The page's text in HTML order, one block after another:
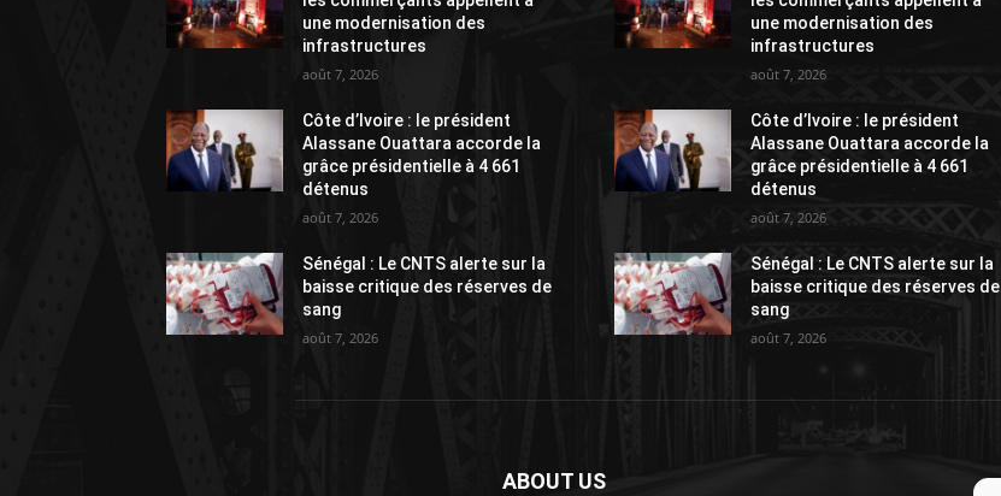
une modernisation des
infrastructures
août 7, 2026
Côte d’Ivoire : le président
Alassane Ouattara accorde la
grâce présidentielle à 4 661
détenus
août 7, 2026
Sénégal : Le CNTS alerte sur la
baisse critique des réserves de
sang
août 7, 2026
une modernisation des
infrastructures
août 7, 2026
Côte d’Ivoire : le président
Alassane Ouattara accorde la
grâce présidentielle à 4 661
détenus
août 7, 2026
Sénégal : Le CNTS alerte sur la
baisse critique des réserves de
sang
août 7, 2026
ABOUT US